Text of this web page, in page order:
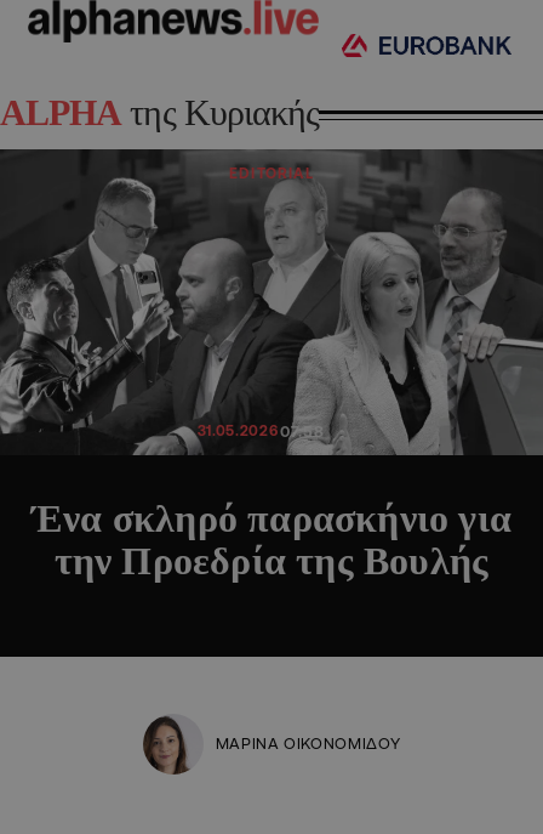
ALPHA της Κυριακής
EDITORIAL
31.05.202607:58
Ένα σκληρό παρασκήνιο για
την Προεδρία της Βουλής
ΜΑΡΙΝΑ ΟΙΚΟΝΟΜΙΔΟΥ